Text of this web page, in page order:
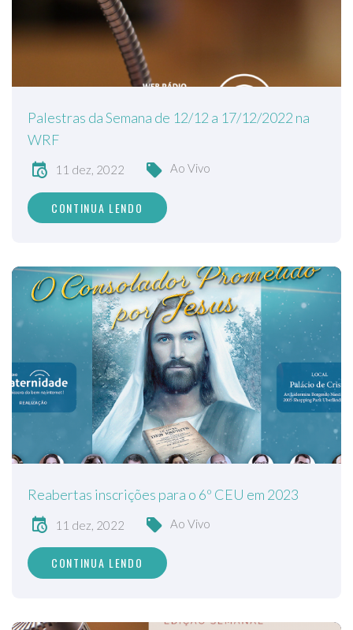
Palestras da Semana de 12/12 a 17/12/2022 na
WRF
11 dez, 2022 Ao Vivo
CONTINUA LENDO
Reabertas inscrições para o 6º CEU em 2023
11 dez, 2022 Ao Vivo
CONTINUA LENDO